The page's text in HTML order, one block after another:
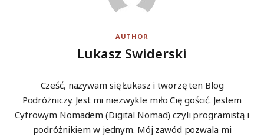
AUTHOR
Lukasz Swiderski
Cześć, nazywam się Łukasz i tworzę ten Blog
Podróżniczy. Jest mi niezwykle miło Cię gościć. Jestem
Cyfrowym Nomadem (Digital Nomad) czyli programistą i
podróżnikiem w jednym. Mój zawód pozwala mi